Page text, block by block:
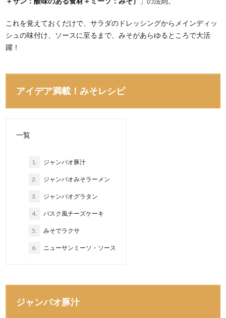
これを覚えておくだけで、サラダのドレッシングからメインディッ
シュの味付け、ソースに至るまで、みそがあらゆるところで大活
躍！
アイデア満載！みそレシピ
一覧
1. ジャンバオ豚汁
2. ジャンバオみそラーメン
3. ジャンバオグラタン
4. バスク風チーズケーキ
5. みそでラクサ
6. ニューサンミーソ・ソース
ジャンバオ豚汁